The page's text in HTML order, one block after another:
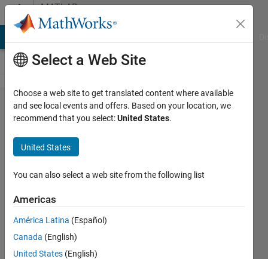
Skip to contentMATLAB
Answers
ブラッ
クボッ
クスの
サ​ブシ
ステム
をHDL
コ​ード
に変換
する際
Select a Web Site
Choose a web site to get translated content where available
and see local events and offers. Based on your location, we
recommend that you select:United States.
United States
You can also select a web site from the following list
Americas
América Latina (Español)
Canada (English)
United States (English)